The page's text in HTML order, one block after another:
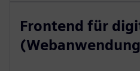
Frontend für